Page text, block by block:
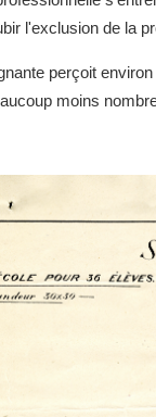
l'exclusion de la
perçoit environ
moins